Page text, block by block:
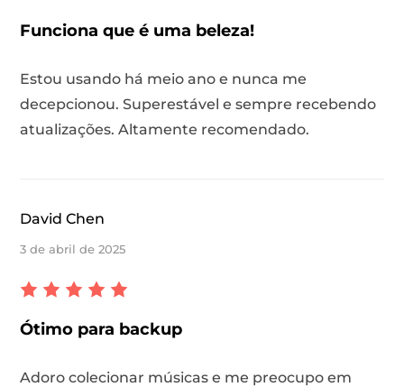
Funciona que é uma beleza!
Estou usando há meio ano e nunca me
decepcionou. Superestável e sempre recebendo
atualizações. Altamente recomendado.
David Chen
3 de abril de 2025
Ótimo para backup
Adoro colecionar músicas e me preocupo em